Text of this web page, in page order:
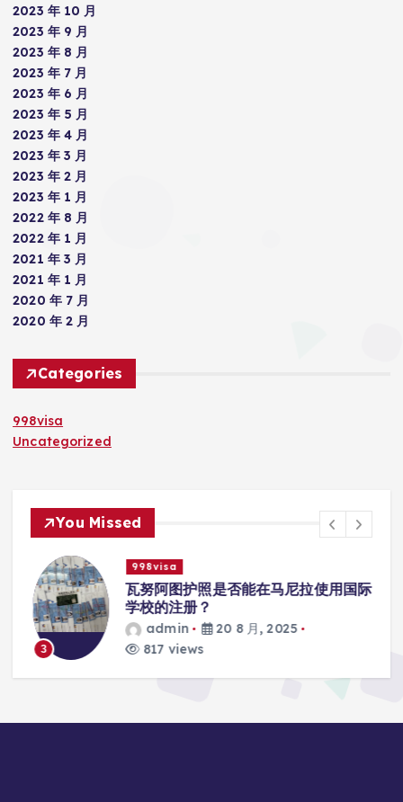
2023 年 10 月
2023 年 9 月
2023 年 8 月
2023 年 7 月
2023 年 6 月
2023 年 5 月
2023 年 4 月
2023 年 3 月
2023 年 2 月
2023 年 1 月
2022 年 8 月
2022 年 1 月
2021 年 3 月
2021 年 1 月
2020 年 7 月
2020 年 2 月
Categories
998visa
Uncategorized
You Missed
3
998visa
瓦努阿图护照是否能在马尼拉使用国际
学校的注册？
admin
20 8 月, 2025
817 views